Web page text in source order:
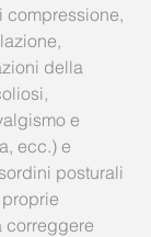
compressione,
della
e
ecc.) e
posturali
correggere